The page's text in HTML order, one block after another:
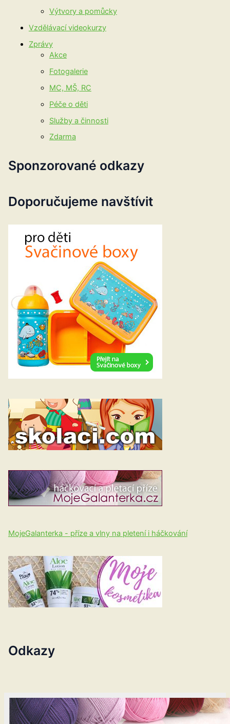
Výtvory a pomůcky
Vzdělávací videokurzy
Zprávy
Akce
Fotogalerie
MC, MŠ, RC
Péče o děti
Služby a činnosti
Zdarma
Sponzorované odkazy
Doporučujeme navštívit
MojeGalanterka - příze a vlny na pletení i háčkování
Odkazy